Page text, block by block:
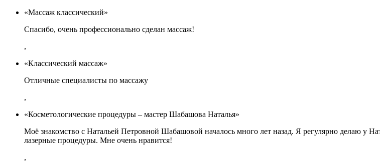
«Массаж классический»
Спасибо, очень профессионально сделан массаж!
,
«Классический массаж»
Отличные специалисты по массажу
,
«Косметологические процедуры – мастер Шабашова Наталья»
Моё знакомство с Натальей Петровной Шабашовой началось много лет назад. Я регулярно делаю у
лазерные процедуры. Мне очень нравится!
,